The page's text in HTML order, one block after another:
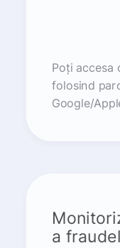
Poți accesa
folosind
Google/
a